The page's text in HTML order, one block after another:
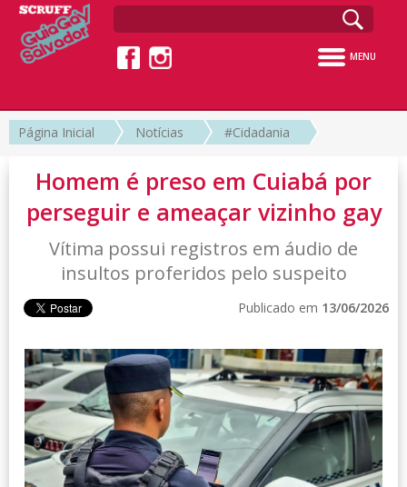
MENU
Página Inicial Notícias #Cidadania
Homem é preso em Cuiabá por
perseguir e ameaçar vizinho gay
Vítima possui registros em áudio de
insultos proferidos pelo suspeito
Publicado em 13/06/2026